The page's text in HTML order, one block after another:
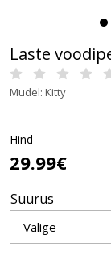
Laste
Mudel: Kitty
Hind
29.99€
Suurus